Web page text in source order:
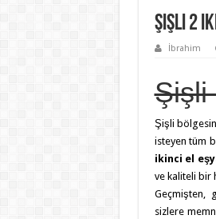
Şişli 2
İbrahim
Şişli
Şişli
isteyen tüm
ikinci el
ve kaliteli bir
Geçmişten,
sizlere